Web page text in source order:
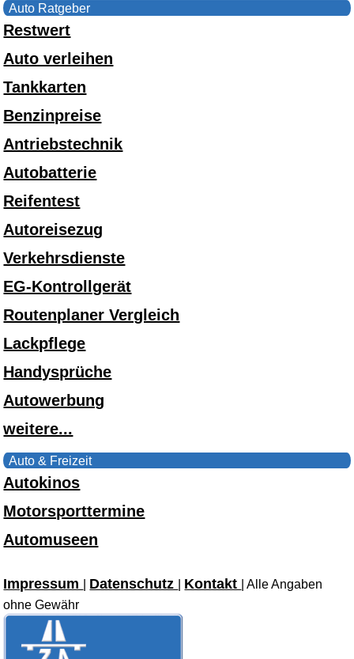
Auto Ratgeber
Restwert
Auto verleihen
Tankkarten
Benzinpreise
Antriebstechnik
Autobatterie
Reifentest
Autoreisezug
Verkehrsdienste
EG-Kontrollgerät
Routenplaner Vergleich
Lackpflege
Handysprüche
Autowerbung
weitere...
Auto & Freizeit
Autokinos
Motorsporttermine
Automuseen
Impressum Datenschutz Kontakt
| Alle Angaben
ohne Gewähr